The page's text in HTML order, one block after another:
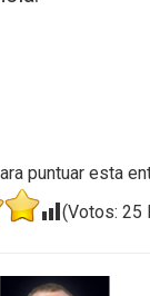
puntuar esta
(Votos: 25